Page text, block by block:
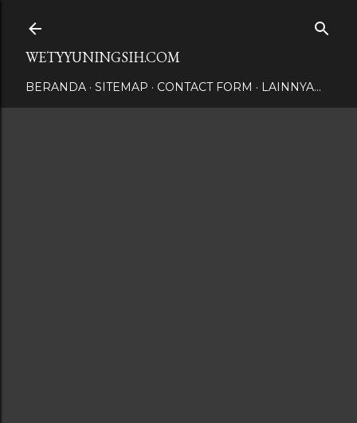
WETYYUNINGSIH.COM
BERANDA SITEMAP CONTACT FORM LAINNYA…